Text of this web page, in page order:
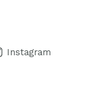
Instagram